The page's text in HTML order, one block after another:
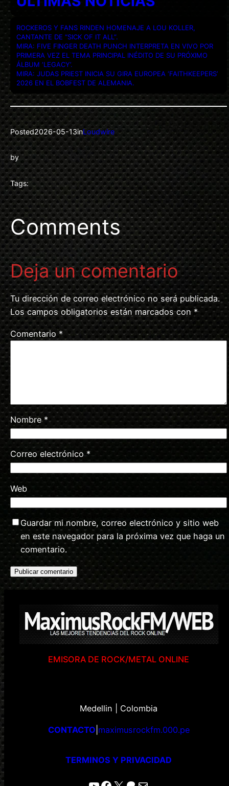
ROCKEROS Y FANS RINDEN HOMENAJE A LOU KOLLER,
CANTANTE DE “SICK OF IT ALL”.
MIRA: FIVE FINGER DEATH PUNCH INTERPRETA EN VIVO POR
PRIMERA VEZ EL TEMA PRINCIPAL INÉDITO DE SU PRÓXIMO
ÁLBUM ‘LEGACY’.
MIRA: JUDAS PRIEST INICIA SU GIRA EUROPEA ‘FAITHKEEPERS’
2026 EN EL BOBFEST DE ALEMANIA.
Posted2026-05-13inLoudwire
by
Tags:
Comments
Deja un comentario
Tu dirección de correo electrónico no será publicada.
Los campos obligatorios están marcados con *
Comentario*
Nombre*
Correo electrónico *
Web
Guardar mi nombre, correo electrónico y sitio web
en este navegador para la próxima vez que haga un
comentario.
EMISORA DE ROCK/METAL ONLINE
Medellin | Colombia
CONTACTO maximusrockfm.000.pe
TERMINOS Y PRIVACIDAD